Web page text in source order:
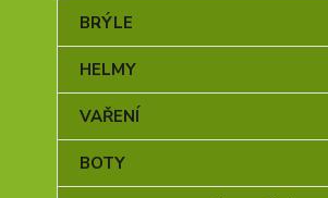
BRÝLE
HELMY
VAŘENÍ
BOTY